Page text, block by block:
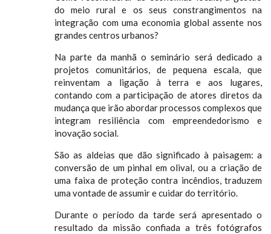
do meio rural e os seus constrangimentos na
integração com uma economia global assente nos
grandes centros urbanos?
Na parte da manhã o seminário será dedicado a
projetos comunitários, de pequena escala, que
reinventam a ligação à terra e aos lugares,
contando com a participação de atores diretos da
mudança que irão abordar processos complexos que
integram resiliência com empreendedorismo e
inovação social.
São as aldeias que dão significado à paisagem: a
conversão de um pinhal em olival, ou a criação de
uma faixa de proteção contra incêndios, traduzem
uma vontade de assumir e cuidar do território.
Durante o período da tarde será apresentado o
resultado da missão confiada a três fotógrafos